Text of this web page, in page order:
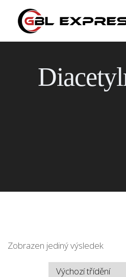
Zobrazen jediný výsledek